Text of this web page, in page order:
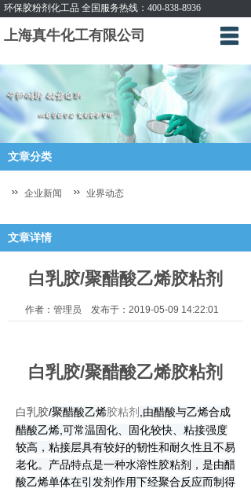
环保胶粉剂化工品 全国服务热线：400-838-8936
上海真牛化工有限公司
企业简介
新闻动态
产品展示
联系方式
文章分类
企业新闻 业界动态
文章详情
白乳胶/聚醋酸乙烯胶粘剂
作者：管理员 发布于：2019-05-09 14:22:01
白乳胶/聚醋酸乙烯胶粘剂
白乳胶/聚醋酸乙烯胶粘剂 ,由醋酸与乙烯合成
醋酸乙烯,可常温固化、固化较快、粘接强度
较高，粘接层具有较好的韧性和耐久性且不易
老化。产品特点是一种水溶性胶粘剂，是由醋
酸乙烯单体在引发剂作用下经聚合反应而制得